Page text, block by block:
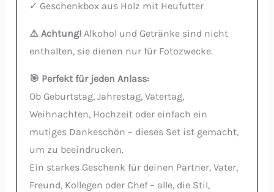
✓ Geschenkbox aus Holz mit Heufutter
⚠️ Achtung!Alkohol und Getränke sind nicht
enthalten, sie dienen nur für Fotozwecke.
🎯 Perfekt für jeden Anlass:
Ob Geburtstag, Jahrestag, Vatertag,
Weihnachten, Hochzeit oder einfach ein
mutiges Dankeschön – dieses Set ist gemacht,
um zu beeindrucken.
Ein starkes Geschenk für deinen Partner, Vater,
Freund, Kollegen oder Chef – alle, die Stil,